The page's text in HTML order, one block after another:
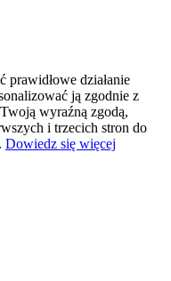
działanie
ją zgodnie z
wyraźną zgodą,
i trzecich stron do
Dowiedz się więcej